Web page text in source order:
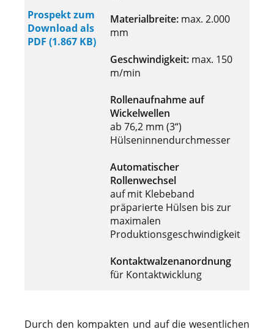
Prospekt zum
Download als
PDF (1.867 KB)
Materialbreite: max. 2.000
mm
Geschwindigkeit: max. 150
m/min
Rollenaufnahme auf
Wickelwellen
ab 76,2 mm (3“)
Hülseninnendurchmesser
Automatischer
Rollenwechsel
auf mit Klebeband
präparierte Hülsen bis zur
maximalen
Produktionsgeschwindigkeit
Kontaktwalzenanordnung
für Kontaktwicklung
Durch den kompakten und auf die wesentlichen